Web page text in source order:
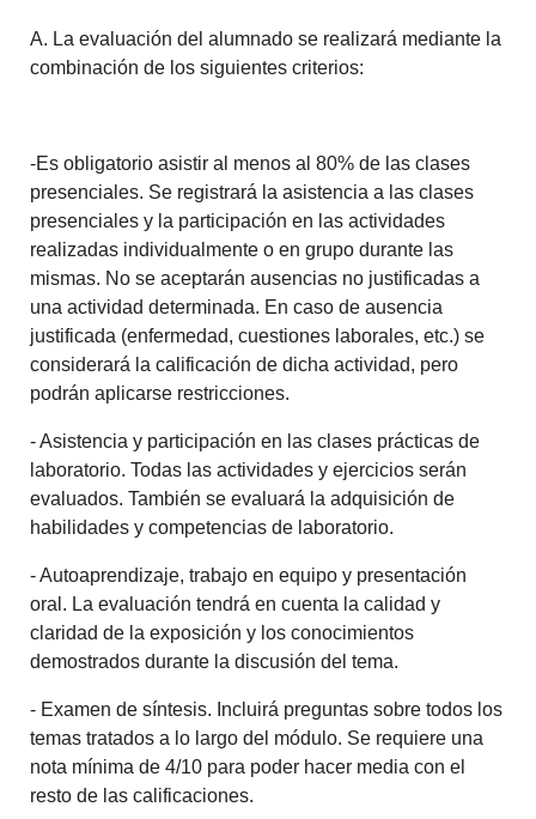
A. La evaluación del alumnado se realizará mediante la
combinación de los siguientes criterios:
-Es obligatorio asistir al menos al 80% de las clases
presenciales. Se registrará la asistencia a las clases
presenciales y la participación en las actividades
realizadas individualmente o en grupo durante las
mismas. No se aceptarán ausencias no justificadas a
una actividad determinada. En caso de ausencia
justificada (enfermedad, cuestiones laborales, etc.) se
considerará la calificación de dicha actividad, pero
podrán aplicarse restricciones.
- Asistencia y participación en las clases prácticas de
laboratorio. Todas las actividades y ejercicios serán
evaluados. También se evaluará la adquisición de
habilidades y competencias de laboratorio.
- Autoaprendizaje, trabajo en equipo y presentación
oral. La evaluación tendrá en cuenta la calidad y
claridad de la exposición y los conocimientos
demostrados durante la discusión del tema.
- Examen de síntesis. Incluirá preguntas sobre todos los
temas tratados a lo largo del módulo. Se requiere una
nota mínima de 4/10 para poder hacer media con el
resto de las calificaciones.